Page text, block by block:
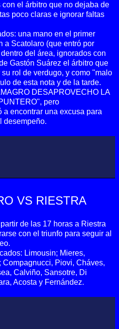
el árbitro que no dejaba de
poco claras e ignorar faltas
una mano en el primer
a Scatolaro (que entró por
del área, ignorados con
Gastón Suárez el árbitro que
rol de verdugo, y como "malo
de esta nota y de la tarde.
DESAPROVECHO LA
pero
encontrar una excusa para
desempeño.
VS RIESTRA
de las 17 horas a Riestra
con el triunfo para seguir al
Limousin; Mieres,
Compagnucci, Piovi, Cháves,
Calviño, Sansotre, Di
Acosta y Fernández.